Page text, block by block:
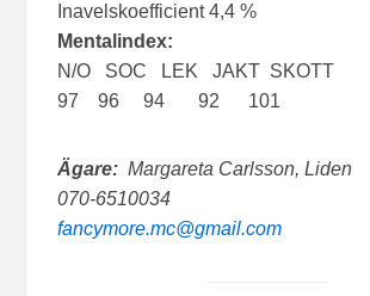
Inavelskoefficient 4,4 %
Mentalindex:
N/O SOC LEK JAKT SKOTT
97 96 94 92 101
Ägare: Margareta Carlsson, Liden
070-6510034
fancymore.mc@gmail.com